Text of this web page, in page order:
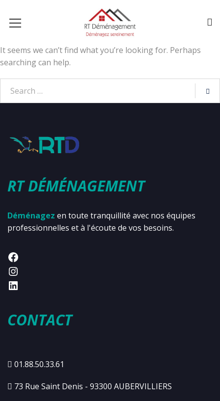
It seems we can’t find what you’re looking for. Perhaps
searching can help.
RT DÉMÉNAGEMENT
Déménagez en toute tranquillité avec nos équipes
professionnelles et à l'écoute de vos besoins.
CONTACT
01.88.50.33.61
73 Rue Saint Denis - 93300 AUBERVILLIERS